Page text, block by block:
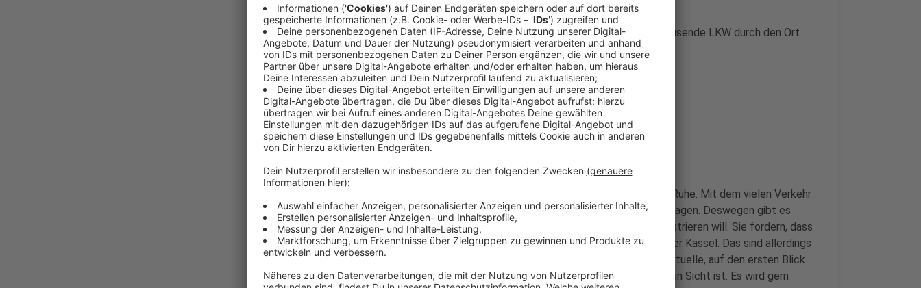
Dann wurde die Rahmede-Talbrücke gesperrt und jetzt fahren tausende LKW durch den Ort
und unzählbar viele PKW.
Anzeige
Den Bürgern stinkt es!
Anzeige
Neben den vielen Abgasen ist es auch vorbei mit der gewohnten Ruhe. Mit dem vielen Verkehr
müssen die Anwohner seit fünf Monaten eben auch den Lärm ertragen. Deswegen gibt es
jetzt eine Bürgerinitiative, die am Donnerstag, den 12. Mai demonstrieren will. Sie fordern, dass
der Verkehr auf der A45 großräumig umgeleitet wird über Köln oder Kassel. Das sind allerdings
enorme Umwege. Aber für die Menschen in Lüdenscheid ist die aktuelle, auf den ersten Blick
einfachste Lösung natürlich nervtötend, vor allem, weil kein Ende in Sicht ist. Es wird gern